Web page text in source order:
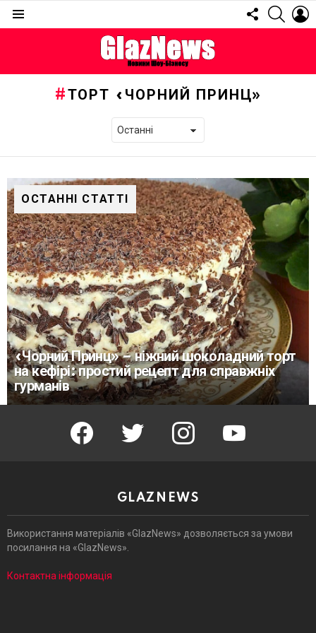
FOLLOW
US
ТОРТ «ЧОРНИЙ ПРИНЦ»
ОСТАННІ СТАТТІ
«Чорний Принц» – ніжний шоколадний торт
на кефірі: простий рецепт для справжніх
гурманів
facebook twitter instagram youtube
GLAZNEWS
Використання матеріалів «GlazNews» дозволяється за умови
посилання на «GlazNews».
Контактна інформація